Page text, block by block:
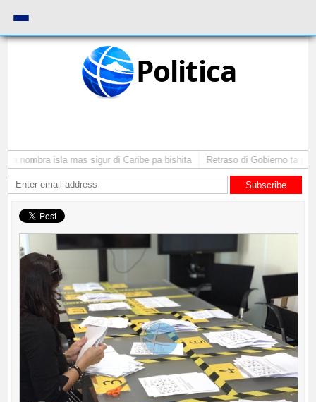
Politica
nombra isla mas sigur di Caribe pa bishita Retraso di Gobierno ta
Subscribe